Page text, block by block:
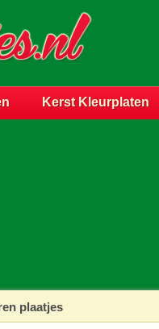
Kerst Kleurplaten
plaatjes